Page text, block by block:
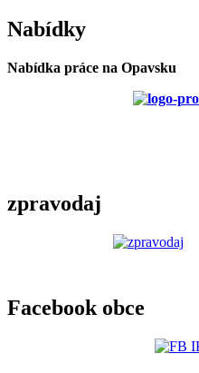
Nabídky
Nabídka práce na Opavsku
zpravodaj
Facebook obce